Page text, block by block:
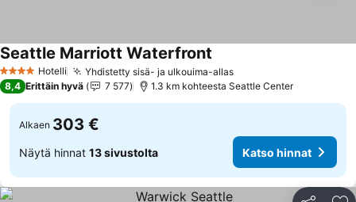
4 Tähtiluokitus
Hotelli Yhdistetty sisä- ja ulkouima-allas
Seattle Marriott Waterfront
8,4 Erittäin hyvä 7 577 1.3 km kohteesta Seattle Center
Alkaen 303 €
Näytä hinnat 13 sivustolta Katso hinnat